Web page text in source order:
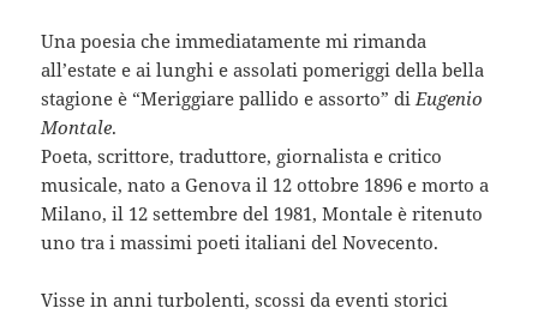
Una poesia che immediatamente mi rimanda
all’estate e ai lunghi e assolati pomeriggi della bella
stagione è “Meriggiare pallido e assorto” di Eugenio
Montale.
Poeta, scrittore, traduttore, giornalista e critico
musicale, nato a Genova il 12 ottobre 1896 e morto a
Milano, il 12 settembre del 1981, Montale è ritenuto
uno tra i massimi poeti italiani del Novecento.
Visse in anni turbolenti, scossi da eventi storici